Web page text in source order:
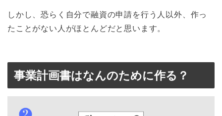
しかし、恐らく自分で融資の申請を行う人以外、作っ
たことがない人がほとんどだと思います。
事業計画書はなんのために作る？